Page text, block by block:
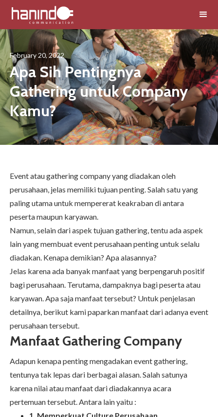
February 20, 2022
Apa Sih Pentingnya
Gathering untuk Company
Kamu?
Event ataugathering companyyang diadakan oleh
perusahaan, jelas memiliki tujuan penting. Salah satu yang
paling utama untuk mempererat keakraban di antara
peserta maupun karyawan.
Namun, selain dari aspek tujuan gathering, tentu ada aspek
lain yang membuat event perusahaan penting untuk selalu
diadakan. Kenapa demikian? Apa alasannya?
Jelas karena ada banyak manfaat yang berpengaruh positif
bagi perusahaan. Terutama, dampaknya bagi peserta atau
karyawan. Apa saja manfaat tersebut? Untuk penjelasan
detailnya, berikut kami paparkan manfaat dari adanya event
perusahaan tersebut.
Manfaat Gathering Company
Adapun kenapa penting mengadakanevent gathering,
tentunya tak lepas dari berbagai alasan. Salah satunya
karena nilai atau manfaat dari diadakannya acara
pertemuan tersebut. Antara lain yaitu :